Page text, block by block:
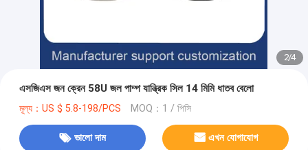
2/4
এসজিএস জন ক্রেন 58U জল পাম্প যান্ত্রিক সিল 14 মিমি ধাতব বেলো
মূল্য：US $ 5.8-198/PCS MOQ：1 / পিসি
ভালো দাম এখন যোগাযোগ